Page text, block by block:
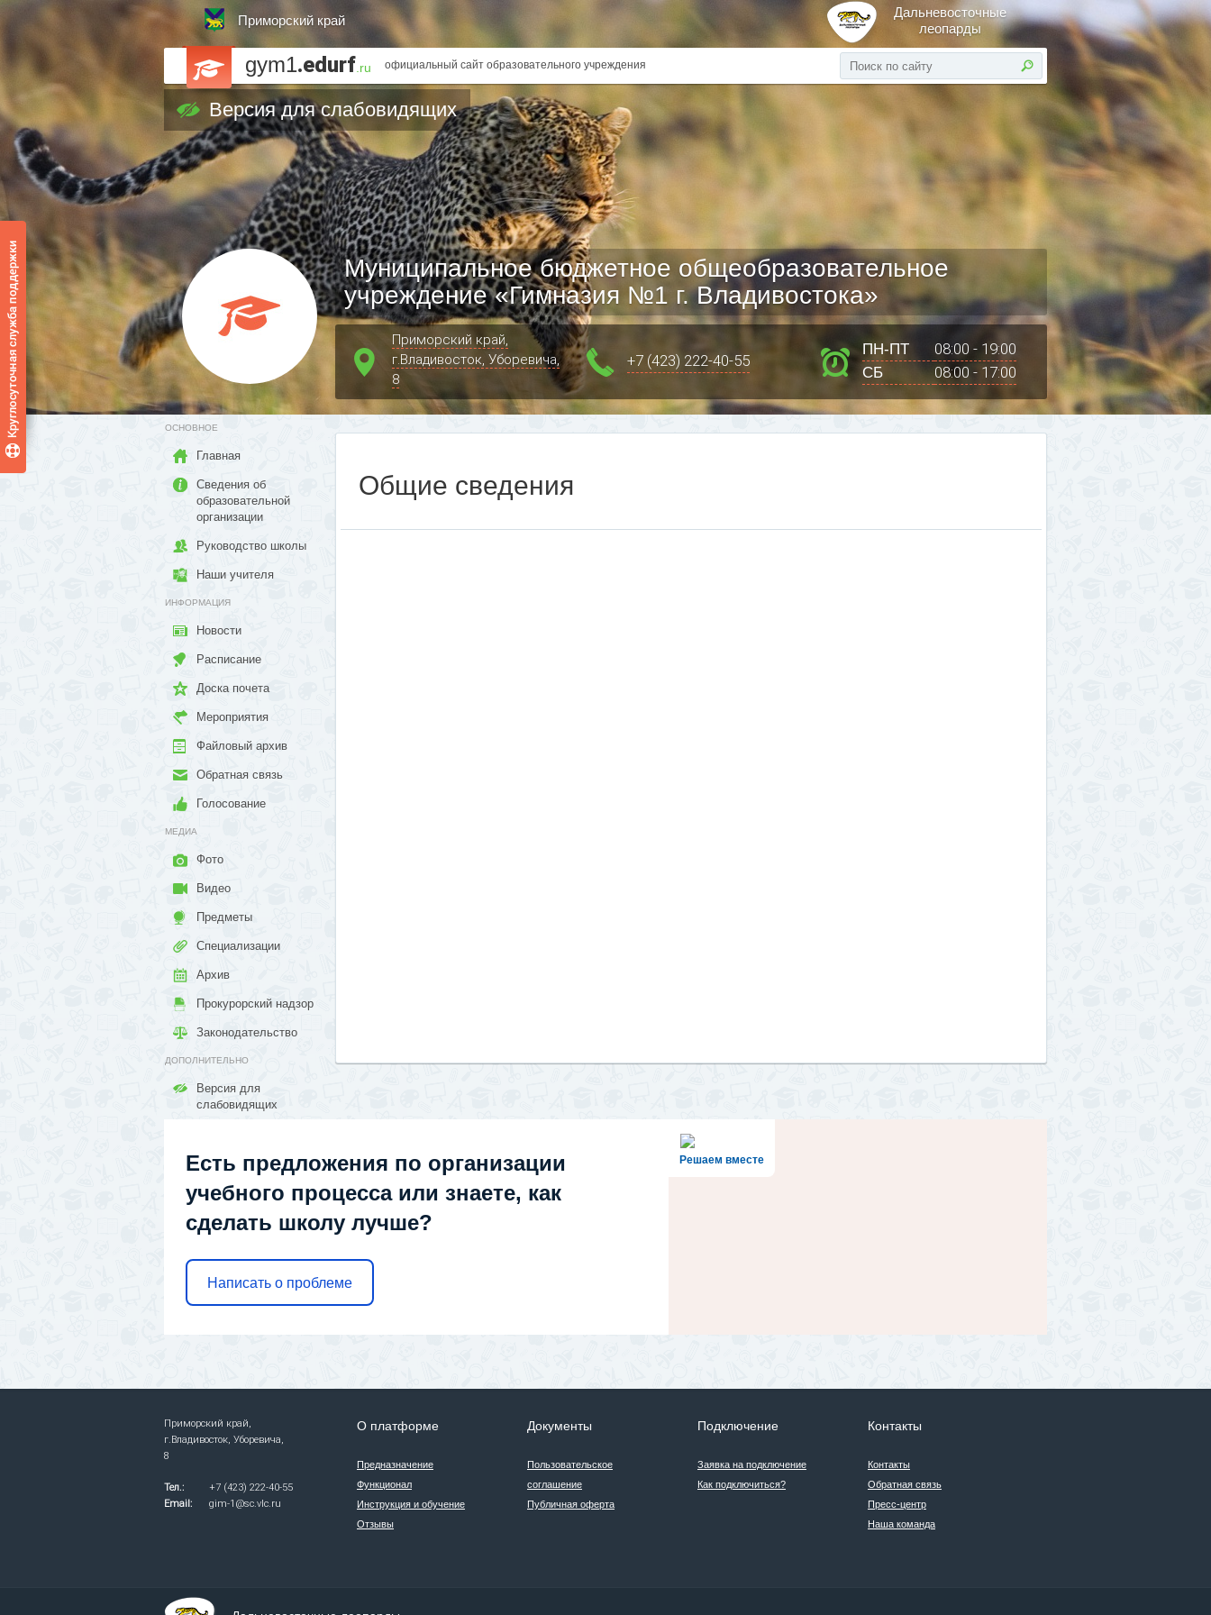
Приморский край
Дальневосточные
леопарды
gym1.edurf .ru официальный сайт образовательного учреждения
Версия для слабовидящих
Муниципальное бюджетное общеобразовательное
учреждение «Гимназия №1 г. Владивостока»
Приморский край,
г.Владивосток, Уборевича,
8
+7 (423) 222-40-55
ПН-ПТ 08:00 - 19:00
СБ 08:00 - 17:00
ОСНОВНОЕ
Главная
Сведения об
образовательной
организации
Руководство школы
Наши учителя
ИНФОРМАЦИЯ
Новости
Расписание
Доска почета
Мероприятия
Файловый архив
Обратная связь
Голосование
МЕДИА
Фото
Видео
Предметы
Специализации
Архив
Прокурорский надзор
Законодательство
ДОПОЛНИТЕЛЬНО
Версия для
слабовидящих
Общие сведения
Решаем вместе
Есть предложения по организации
учебного процесса или знаете, как
сделать школу лучше?
Написать о проблеме
Приморский край,
г.Владивосток, Уборевича,
8
Тел.:
+7 (423) 222-40-55
Email:
gim-1@sc.vlc.ru
О платформе
Предназначение
Функционал
Инструкция и обучение
Отзывы
Документы
Пользовательское
соглашение
Публичная оферта
Подключение
Заявка на подключение
Как подключиться?
Контакты
Контакты
Обратная связь
Пресс-центр
Наша команда